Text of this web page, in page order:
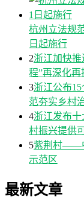
杭州立法规
日起施行
2浙江加快
程”再深化再
3浙江公布
范夯实乡村
4浙江发布
村振兴提供
5紫荆村——
示范区
最新文章